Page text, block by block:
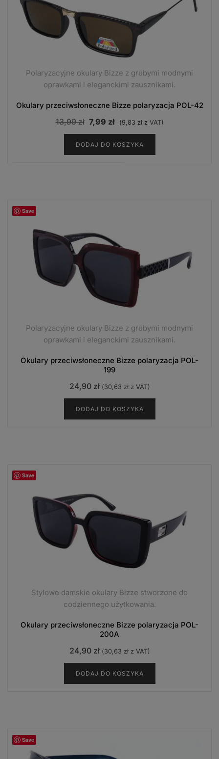
Polaryzacyjne okulary Bizze z grubymi modnymi
oprawkami i eleganckimi zausznikami.
Okulary przeciwsłoneczne Bizze polaryzacja POL-42
13,99zł Pierwotna
cena
wynosiła:
13,99 zł.
7,99 zł Aktualna
cena
wynosi:
7,99 zł.
(9,83 złz VAT)
DODAJ DO KOSZYKA
Save
Polaryzacyjne okulary Bizze z grubymi modnymi
oprawkami i eleganckimi zausznikami.
Okulary przeciwsłoneczne Bizze polaryzacja POL-
199
24,90 zł (30,63 złz VAT)
DODAJ DO KOSZYKA
Save
Stylowe damskie okulary Bizze stworzone do
codziennego użytkowania.
Okulary przeciwsłoneczne Bizze polaryzacja POL-
200A
24,90 zł (30,63 złz VAT)
DODAJ DO KOSZYKA
Save